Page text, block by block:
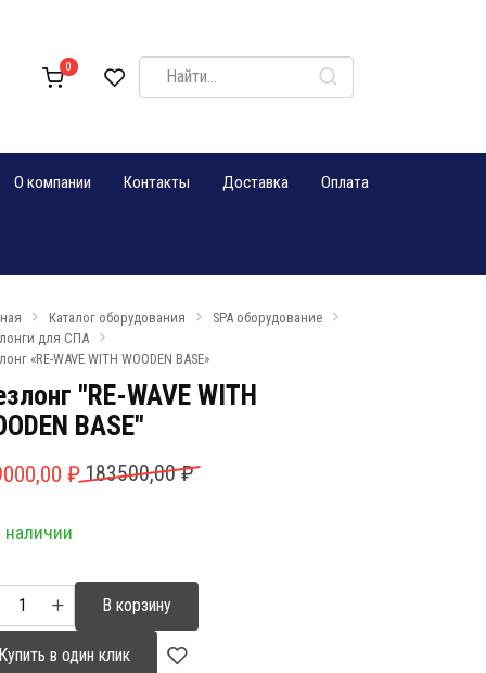
0
Search
for:
О компании Контакты Доставка Оплата
Каталог оборудования
SPA оборудование
для СПА
«RE-WAVE WITH WOODEN BASE»
"RE-WAVE WITH
BASE"
183500,00₽
₽
₽.
наличии
В корзину
Купить в один клик